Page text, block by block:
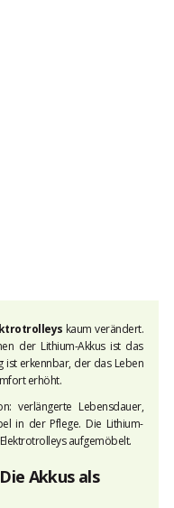
kaum verändert.
der Lithium-Akkus ist das
ist erkennbar, der das Leben
erhöht.
verlängerte Lebensdauer,
in der Pflege. Die Lithium-
aufgemöbelt.
Akkus als